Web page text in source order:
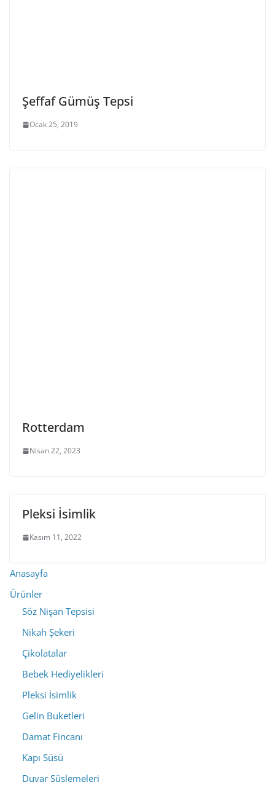
Şeffaf Gümüş Tepsi
Ocak 25, 2019
Rotterdam
Nisan 22, 2023
Pleksi İsimlik
Kasım 11, 2022
Anasayfa
Ürünler
Söz Nişan Tepsisi
Nikah Şekeri
Çikolatalar
Bebek Hediyelikleri
Pleksi İsimlik
Gelin Buketleri
Damat Fincanı
Kapı Süsü
Duvar Süslemeleri